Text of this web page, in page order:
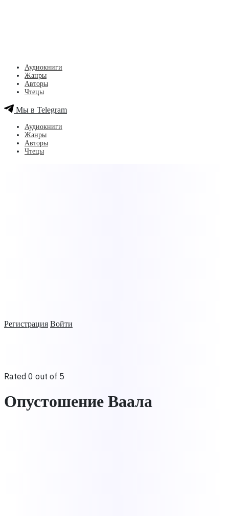
Регистрация Войти
Аудиокниги
Жанры
Авторы
Чтецы
Мы в Telegram
Аудиокниги
Жанры
Авторы
Чтецы
Rated 0 out of 5
Опустошение Ваала